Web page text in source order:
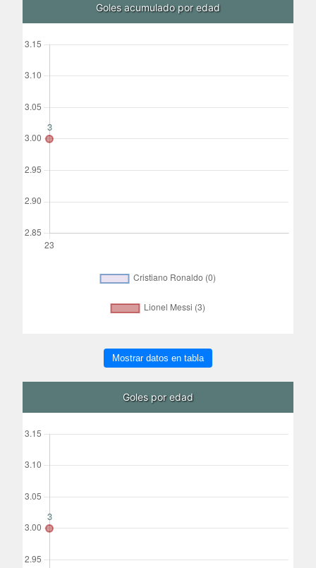
Goles acumulado por edad
Mostrar datos en tabla
Goles por edad